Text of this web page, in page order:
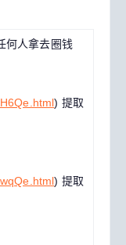
何人拿去圈钱
) 提取
) 提取